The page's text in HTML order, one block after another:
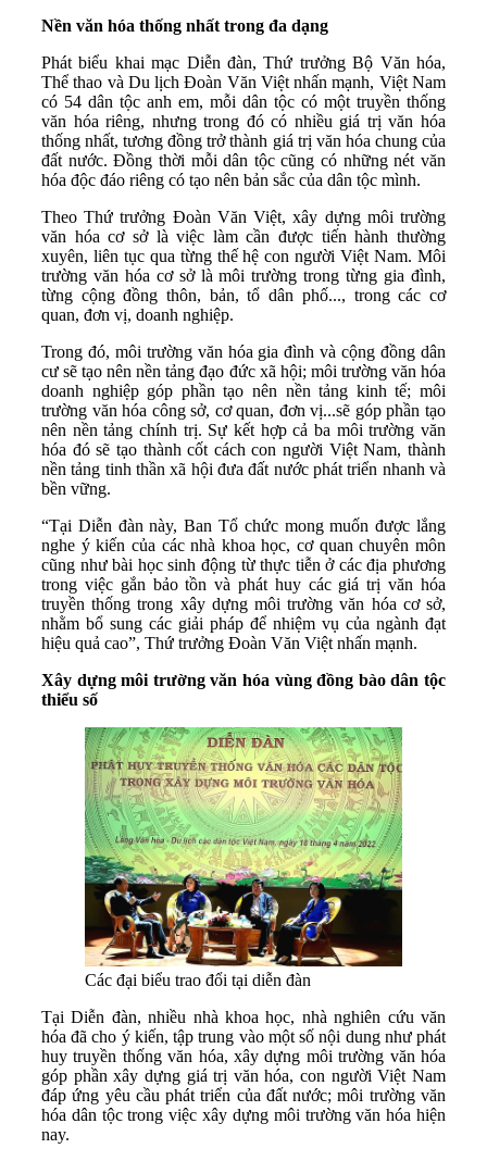
Nền văn hóa thống nhất trong đa dạng
Phát biểu khai mạc Diễn đàn, Thứ trưởng Bộ Văn hóa,
Thể thao và Du lịch Đoàn Văn Việt nhấn mạnh, Việt Nam
có 54 dân tộc anh em, mỗi dân tộc có một truyền thống
văn hóa riêng, nhưng trong đó có nhiều giá trị văn hóa
thống nhất, tương đồng trở thành giá trị văn hóa chung của
đất nước. Đồng thời mỗi dân tộc cũng có những nét văn
hóa độc đáo riêng có tạo nên bản sắc của dân tộc mình.
Theo Thứ trưởng Đoàn Văn Việt, xây dựng môi trường
văn hóa cơ sở là việc làm cần được tiến hành thường
xuyên, liên tục qua từng thế hệ con người Việt Nam. Môi
trường văn hóa cơ sở là môi trường trong từng gia đình,
từng cộng đồng thôn, bản, tổ dân phố..., trong các cơ
quan, đơn vị, doanh nghiệp.
Trong đó, môi trường văn hóa gia đình và cộng đồng dân
cư sẽ tạo nên nền tảng đạo đức xã hội; môi trường văn hóa
doanh nghiệp góp phần tạo nên nền tảng kinh tế; môi
trường văn hóa công sở, cơ quan, đơn vị...sẽ góp phần tạo
nên nền tảng chính trị. Sự kết hợp cả ba môi trường văn
hóa đó sẽ tạo thành cốt cách con người Việt Nam, thành
nền tảng tinh thần xã hội đưa đất nước phát triển nhanh và
bền vững.
“Tại Diễn đàn này, Ban Tổ chức mong muốn được lắng
nghe ý kiến của các nhà khoa học, cơ quan chuyên môn
cũng như bài học sinh động từ thực tiễn ở các địa phương
trong việc gắn bảo tồn và phát huy các giá trị văn hóa
truyền thống trong xây dựng môi trường văn hóa cơ sở,
nhằm bổ sung các giải pháp để nhiệm vụ của ngành đạt
hiệu quả cao”, Thứ trưởng Đoàn Văn Việt nhấn mạnh.
Xây dựng môi trường văn hóa vùng đồng bào dân tộc
thiểu số
Các đại biểu trao đổi tại diễn đàn
Tại Diễn đàn, nhiều nhà khoa học, nhà nghiên cứu văn
hóa đã cho ý kiến, tập trung vào một số nội dung như phát
huy truyền thống văn hóa, xây dựng môi trường văn hóa
góp phần xây dựng giá trị văn hóa, con người Việt Nam
đáp ứng yêu cầu phát triển của đất nước; môi trường văn
hóa dân tộc trong việc xây dựng môi trường văn hóa hiện
nay.